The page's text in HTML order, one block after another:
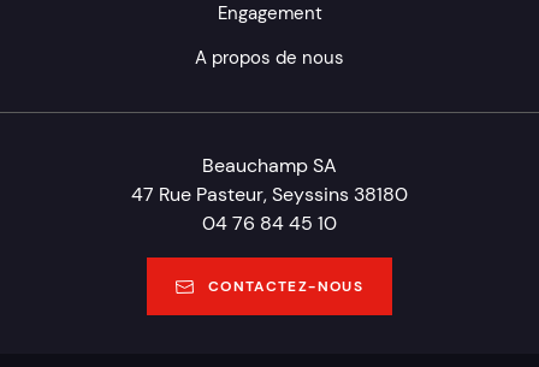
Engagement
A propos de nous
Beauchamp SA
47 Rue Pasteur, Seyssins 38180
04 76 84 45 10
CONTACTEZ-NOUS